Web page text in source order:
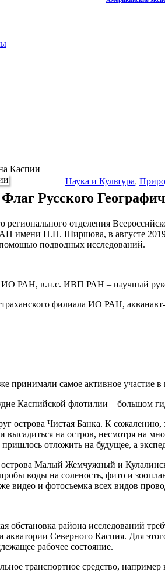
Каспии
Наука и Культура,
Флаг Русского
отделения
имени П.П. Ширшова, в августе 2019
подводных исследований.
ИО РАН, в.н.с. ИВП РАН – научный
филиала ИО РАН, акванавт-
принимали самое активное участие
Каспийской флотилии – большом
острова Чистая Банка. К
высадиться на остров, несмотря
пришлось отложить на будущее, а
Малый Жемчужный и
воды на соленость, фито и
видео и фотосъемка всех видов
обстановка района исследований
Северного Каспия. Для
рабочее состояние.
транспортное средство,